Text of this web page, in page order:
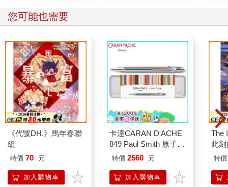
停頓了一會兒。至於店裡的人群，她只是用驚訝中不失平靜的表
情注視了一圈。
「有人要買什麼嗎？」她靜靜地問。
顧客當然是有的，畢竟現在是星期六晚上，而且所有人買的都是
酒。愛蜜莉亞小姐三天前才挖出一只有年紀的桶子，在釀酒坊那
裡分裝到瓶子裡。這天晚上她從顧客手裡收錢，就在明亮的燈光
下數錢，這是正常的程序。可是在此之後的事卻不正常了。以前
顧客必須要繞到漆黑的後院去，她會從廚房門縫把酒瓶遞給你。
這樣的買賣一點也讓人高興不起來。而顧客在拿到酒之後就會默
默消失在夜色中，萬一誰的老婆不讓他把酒帶回家裡喝，那愛蜜
莉亞小姐會特准他繞到店鋪前廊，在那兒或是街上大口灌酒。門
廊和門廊前的馬路都是愛蜜莉亞小姐的產業，這點是絕不會有錯
的，不過她倒沒有把這兩個地方當成是她的產業，她的產業從前
門開始，延伸到整棟的建築，在這些地方不准有人開瓶，也不准
您可能也需要
《代號DH.》馬年春聯
組
特價 70 元
加入購物車
卡達CARAN D'ACHE
849 Paul Smith 原子筆
ED.5 條紋銀
特價 2560 元
加入購物車
The
此
特價